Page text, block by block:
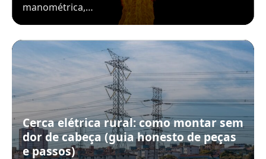
manométrica,…
Cerca elétrica rural: como montar sem
dor de cabeça (guia honesto de peças
e passos)